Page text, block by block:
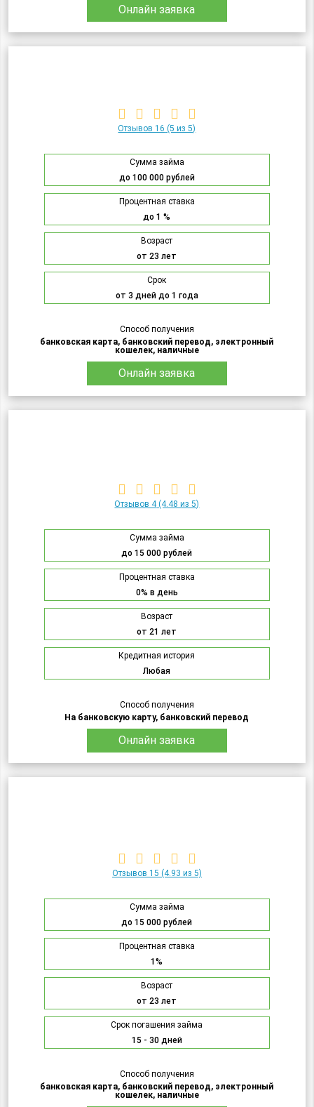
Онлайн заявка
Отзывов 16 (5 из 5)
Сумма займа
до 100 000 рублей
Процентная ставка
до 1 %
Возраст
от 23 лет
Срок
от 3 дней до 1 года
Способ получения
банковская карта, банковский перевод, электронный
кошелек, наличные
Онлайн заявка
Отзывов 4(4.48 из 5)
Сумма займа
до 15 000 рублей
Процентная ставка
0% в день
Возраст
от 21 лет
Кредитная история
Любая
Способ получения
На банковскую карту, банковский перевод
Онлайн заявка
Отзывов 15 (4.93 из 5)
Сумма займа
до 15 000 рублей
Процентная ставка
1%
Возраст
от 23 лет
Срок погашения займа
15 - 30 дней
Способ получения
банковская карта, банковский перевод, электронный
кошелек, наличные